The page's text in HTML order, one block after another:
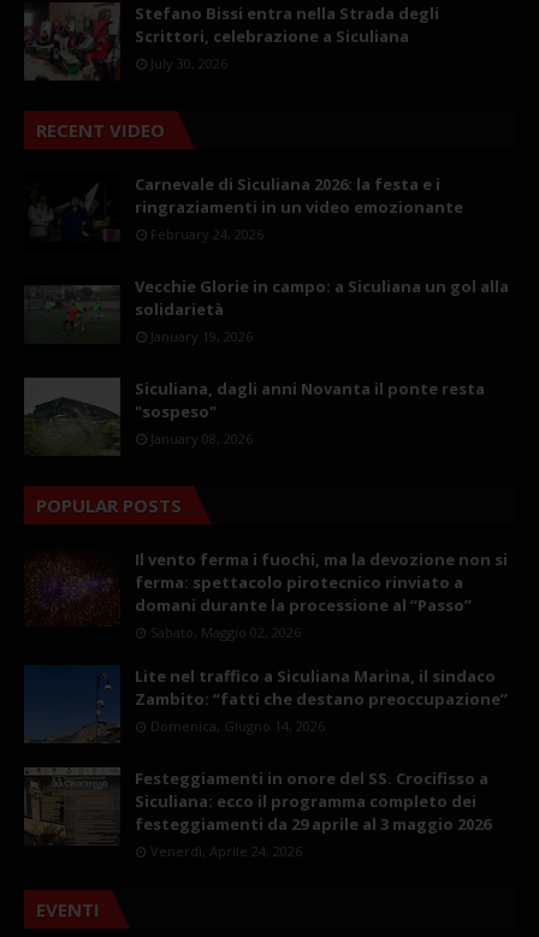
Stefano Bissi entra nella Strada degli
Scrittori, celebrazione a Siculiana
July 30, 2026
RECENT VIDEO
Carnevale di Siculiana 2026: la festa e i
ringraziamenti in un video emozionante
February 24, 2026
Vecchie Glorie in campo: a Siculiana un gol alla
solidarietà
January 19, 2026
Siculiana, dagli anni Novanta il ponte resta
"sospeso"
January 08, 2026
POPULAR POSTS
Il vento ferma i fuochi, ma la devozione non si
ferma: spettacolo pirotecnico rinviato a
domani durante la processione al “Passo”
Sabato, Maggio 02, 2026
Lite nel traffico a Siculiana Marina, il sindaco
Zambito: “fatti che destano preoccupazione”
Domenica, Giugno 14, 2026
Festeggiamenti in onore del SS. Crocifisso a
Siculiana: ecco il programma completo dei
festeggiamenti da 29 aprile al 3 maggio 2026
Venerdì, Aprile 24, 2026
EVENTI